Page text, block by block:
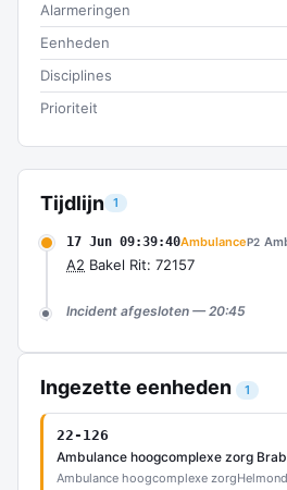
Tijdlijn 1
17 Jun 09:39:40AmbulanceP2
A2 Bakel Rit: 72157
Incident afgesloten — 20:45
Ingezette eenheden 1
22-126
Ambulance hoogcomplexe zorg
Ambulance hoogcomplexe zorgHelmond
Alarmeringen
Eenheden
Disciplines
Prioriteit